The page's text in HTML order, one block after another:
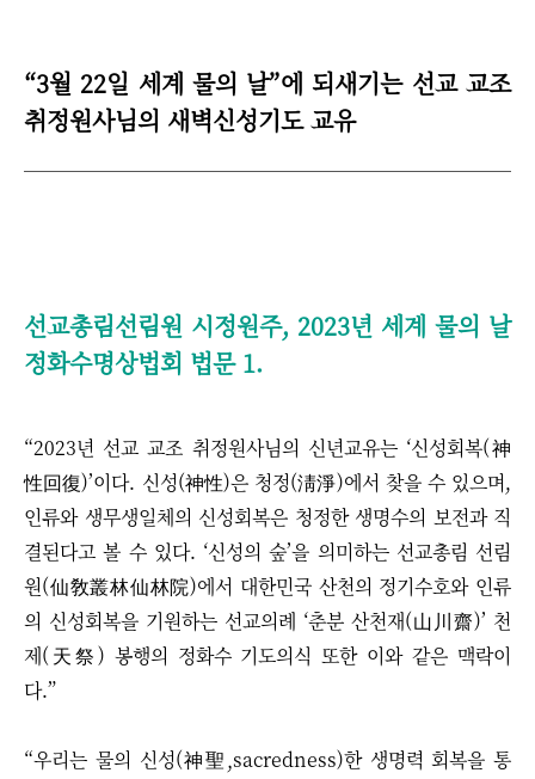
“3월 22일 세계 물의 날”에 되새기는 선교 교조
취정원사님의 새벽신성기도 교유
선교총림선림원 시정원주, 2023년 세계 물의 날
정화수명상법회 법문 1.
“2023년 선교 교조 취정원사님의 신년교유는 ‘신성회복(神
性回復)’이다. 신성(神性)은 청정(淸淨)에서 찾을 수 있으며,
인류와 생무생일체의 신성회복은 청정한 생명수의 보전과 직
결된다고 볼 수 있다. ‘신성의 숲’을 의미하는 선교총림 선림
원(仙敎叢林仙林院)에서 대한민국 산천의 정기수호와 인류
의 신성회복을 기원하는 선교의례 ‘춘분 산천재(山川齋)’ 천
제(天祭) 봉행의 정화수 기도의식 또한 이와 같은 맥락이
다.”
“우리는 물의 신성(神聖,sacredness)한 생명력 회복을 통